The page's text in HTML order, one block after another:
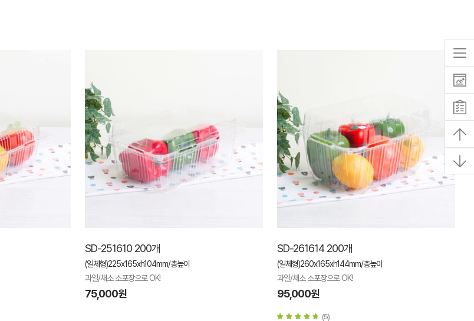
SD-251610 200개
(일체형)225x165xh104mm/총높이
과일/채소 소포장으로 OK!
75,000원
SD-261614 200개
(일체형)260x165xh144mm/총높이
과일/채소 소포장으로 OK!
95,000원
(5)